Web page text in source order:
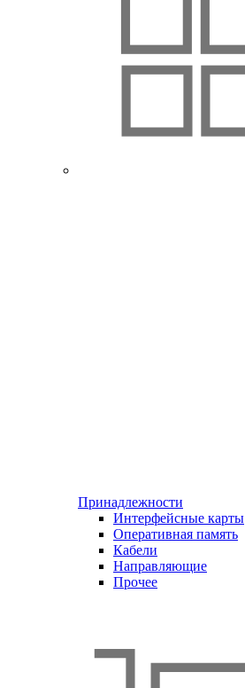
Принадлежности
Интерфейсные карты
Оперативная память
Кабели
Направляющие
Прочее